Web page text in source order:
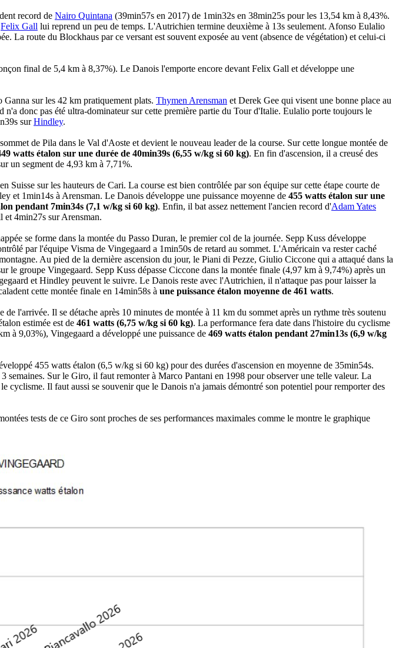
record de Nairo Quintana (39min57s en 2017) de 1min32s en 38min25s pour les 13,54 km à 8,43%.
Felix Gall lui reprend un peu de temps. L'Autrichien termine deuxième à 13s seulement. Afonso Eulalio
La route du Blockhaus par ce versant est souvent exposée au vent (absence de végétation) et celui-ci
final de 5,4 km à 8,37%). Le Danois l'emporte encore devant Felix Gall et développe une
sur les 42 km pratiquement plats. Thymen Arensman et Derek Gee qui visent une bonne place au
donc pas été ultra-dominateur sur cette première partie du Tour d'Italie. Eulalio porte toujours le
surHindley.
de Pila dans le Val d'Aoste et devient le nouveau leader de la course. Sur cette longue montée de
watts étalon sur une durée de 40min39s (6,55 w/kg si 60 kg). En fin d'ascension, il a creusé des
un segment de 4,93 km à 7,71%.
sur les hauteurs de Cari. La course est bien contrôlée par son équipe sur cette étape courte de
et 1min14s à Arensman. Le Danois développe une puissance moyenne de 455 watts étalon sur une
pendant 7min34s (7,1 w/kg si 60 kg). Enfin, il bat assez nettement l'ancien record d'Adam Yates
et 4min27s sur Arensman.
se forme dans la montée du Passo Duran, le premier col de la journée. Sepp Kuss développe
par l'équipe Visma de Vingegaard a 1min50s de retard au sommet. L'Américain va rester caché
Au pied de la dernière ascension du jour, le Piani di Pezze, Giulio Ciccone qui a attaqué dans la
le groupe Vingegaard. Sepp Kuss dépasse Ciccone dans la montée finale (4,97 km à 9,74%) après un
et Hindley peuvent le suivre. Le Danois reste avec l'Autrichien, il n'attaque pas pour laisser la
cette montée finale en 14min58s à une puissance étalon moyenne de 461 watts.
l'arrivée. Il se détache après 10 minutes de montée à 11 km du sommet après un rythme très soutenu
estimée est de 461 watts (6,75 w/kg si 60 kg). La performance fera date dans l'histoire du cyclisme
à 9,03%), Vingegaard a développé une puissance de 469 watts étalon pendant 27min13s (6,9 w/kg
455 watts étalon (6,5 w/kg si 60 kg) pour des durées d'ascension en moyenne de 35min54s.
semaines. Sur le Giro, il faut remonter à Marco Pantani en 1998 pour observer une telle valeur. La
Il faut aussi se souvenir que le Danois n'a jamais démontré son potentiel pour remporter des
tests de ce Giro sont proches de ses performances maximales comme le montre le graphique